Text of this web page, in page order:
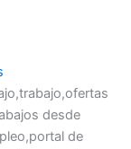
desde
de